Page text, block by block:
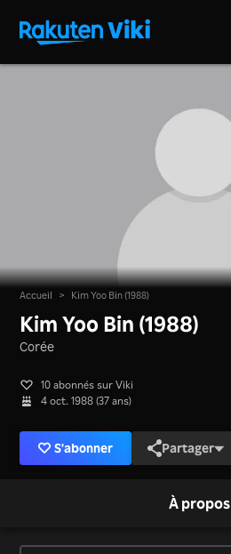
Accueil > Kim Yoo Bin (1988)
Kim Yoo Bin (1988)
Corée
10 abonnés sur Viki
4 oct. 1988 (37 ans)
S'abonner Partager
À propos